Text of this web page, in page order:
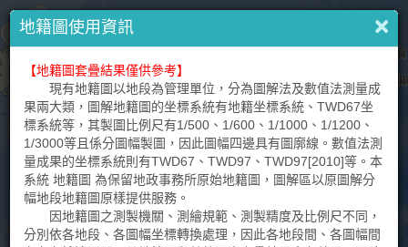
–
標
或
地
址
↶
× ×
提醒您
本網站內容僅供參考，不能作為法律證明文件。
本網站提供之各種圖資倘有疑義，請逕洽各該圖資產製單
位，詳見各圖資說明。各種圖資套疊結果僅供參考，實際位置應
以實地測量成果為準。
本網站提供瀏覽查詢之臺灣通用電子地圖、國土利用現況調
查成果及各比例尺地形圖，為地貌現況的表達，不具法律效力，
不涉及既成道路、現有巷道或土地權利實際界址認定。
×
地籍圖使用資訊
【地籍圖套疊結果僅供參考】
現有地籍圖以地段為管理單位，分為圖解法及數值法測量成
果兩大類，圖解地籍圖的坐標系統有地籍坐標系統、TWD67坐
標系統等，其製圖比例尺有1/500、1/600、1/1000、1/1200、
1/3000等且係分圖幅製圖，因此圖幅四邊具有圖廓線。數值法測
量成果的坐標系統則有TWD67、TWD97、TWD97[2010]等。本
系統 地籍圖 為保留地政事務所原始地籍圖，圖解區以原圖解分
幅地段地籍圖原樣提供服務。
因地籍圖之測製機關、測繪規範、測製精度及比例尺不同，
分別依各地段、各圖幅坐標轉換處理，因此各地段間、各圖幅間